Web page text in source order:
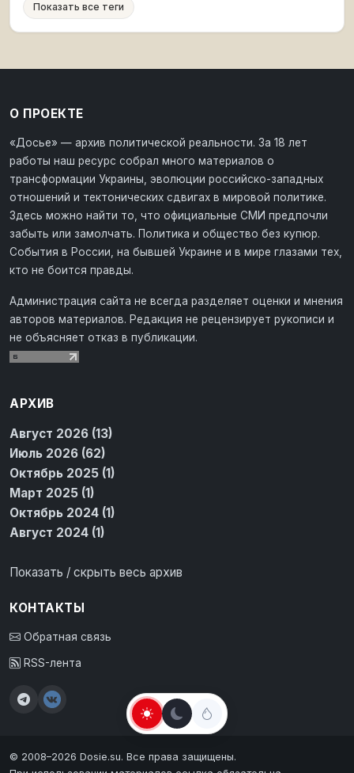
Показать все теги
О ПРОЕКТЕ
«Досье» — архив политической реальности. За 18 лет
работы наш ресурс собрал много материалов о
трансформации Украины, эволюции российско-западных
отношений и тектонических сдвигах в мировой политике.
Здесь можно найти то, что официальные СМИ предпочли
забыть или замолчать. Политика и общество без купюр.
События в России, на бывшей Украине и в мире глазами тех,
кто не боится правды.
Администрация сайта не всегда разделяет оценки и мнения
авторов материалов. Редакция не рецензирует рукописи и
не объясняет отказ в публикации.
АРХИВ
Август 2026 (13)
Июль 2026 (62)
Октябрь 2025 (1)
Март 2025 (1)
Октябрь 2024 (1)
Август 2024 (1)
Показать / скрыть весь архив
КОНТАКТЫ
Обратная связь
RSS-лента
© 2008–2026 Dosie.su. Все права защищены.